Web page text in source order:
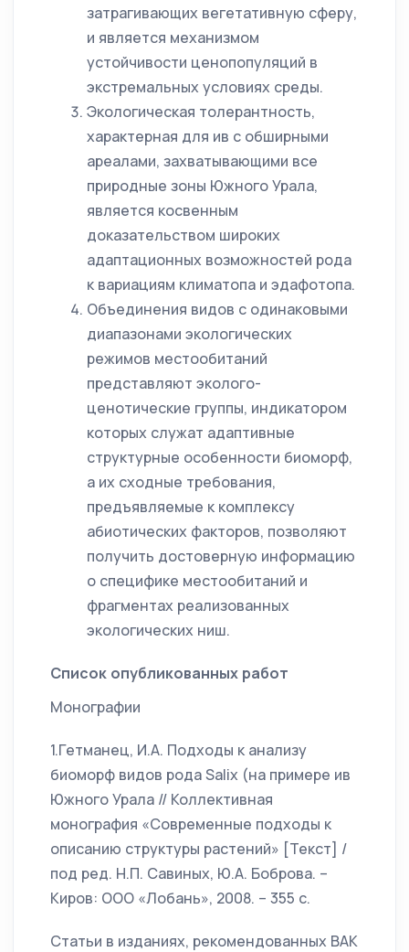
затрагивающих вегетативную сферу,
и является механизмом
устойчивости ценопопуляций в
экстремальных условиях среды.
Экологическая толерантность,
характерная для ив с обширными
ареалами, захватывающими все
природные зоны Южного Урала,
является косвенным
доказательством широких
адаптационных возможностей рода
к вариациям климатопа и эдафотопа.
Объединения видов с одинаковыми
диапазонами экологических
режимов местообитаний
представляют эколого-
ценотические группы, индикатором
которых служат адаптивные
структурные особенности биоморф,
а их сходные требования,
предъявляемые к комплексу
абиотических факторов, позволяют
получить достоверную информацию
о специфике местообитаний и
фрагментах реализованных
экологических ниш.
Список опубликованных работ
Монографии
1.Гетманец, И.А. Подходы к анализу
биоморф видов рода Salix (на примере ив
Южного Урала // Коллективная
монография «Современные подходы к
описанию структуры растений» [Текст] /
под ред. Н.П. Савиных, Ю.А. Боброва. –
Киров: ООО «Лобань», 2008. – 355 с.
Статьи в изданиях, рекомендованных ВАК